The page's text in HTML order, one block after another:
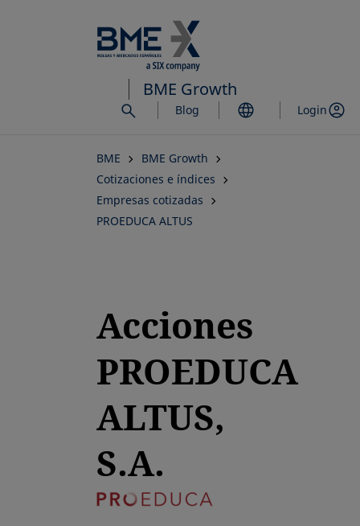
al
contenido
principal
BME Growth
Blog Login
BME
BME Growth
Cotizaciones e índices
Empresas cotizadas
PROEDUCA ALTUS
Acciones
PROEDUCA
ALTUS,
S.A.